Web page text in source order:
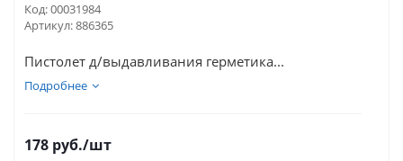
Код:00031984
Артикул:886365
Пистолет д/выдавливания герметика...
Подробнее
178 руб./шт